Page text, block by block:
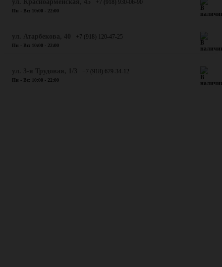
+7 (918) 930-06-90
Пн - Вс: 10:00 - 22:00
+7 (918) 120-47-25
Пн - Вс: 10:00 - 22:00
+7 (918) 679-34-12
Пн - Вс: 10:00 - 22:00